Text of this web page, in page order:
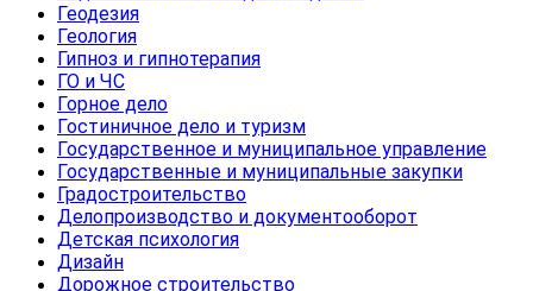
Геодезия
Геология
Гипноз и гипнотерапия
ГО и ЧС
Горное дело
Гостиничное дело и туризм
Государственное и муниципальное управление
Государственные и муниципальные закупки
Градостроительство
Делопроизводство и документооборот
Детская психология
Дизайн
Дорожное строительство